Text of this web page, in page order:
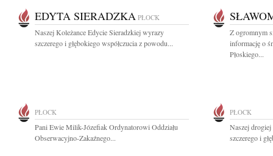
EDYTA SIERADZKA PŁOCK
Naszej Koleżance Edycie Sieradzkiej wyrazy
szczerego i głębokiego współczucia z powodu...
Z ogromnym
informację o
Płoskiego...
PŁOCK
Pani Ewie Milik-Józefiak Ordynatorowi Oddziału
Obserwacyjno-Zakaźnego...
PŁOCK
Naszej
szczerego i